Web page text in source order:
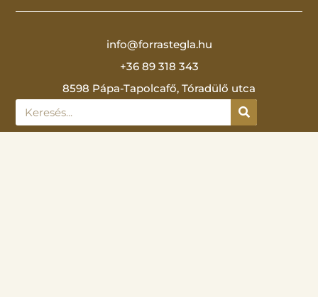
info@forrastegla.hu
+36 89 318 343
8598 Pápa-Tapolcafő, Tóradülő utca